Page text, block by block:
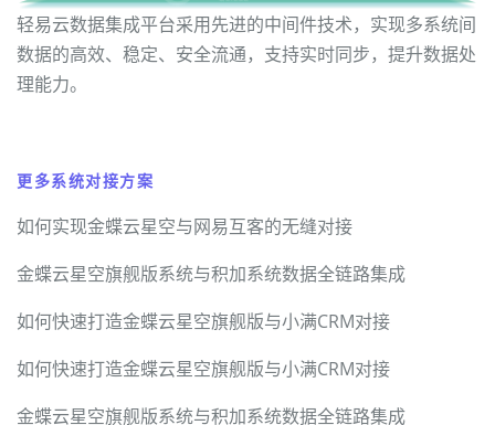
轻易云数据集成平台采用先进的中间件技术，实现多系统间
数据的高效、稳定、安全流通，支持实时同步，提升数据处
理能力。
更多系统对接方案
如何实现金蝶云星空与网易互客的无缝对接
金蝶云星空旗舰版系统与积加系统数据全链路集成
如何快速打造金蝶云星空旗舰版与小满CRM对接
如何快速打造金蝶云星空旗舰版与小满CRM对接
金蝶云星空旗舰版系统与积加系统数据全链路集成